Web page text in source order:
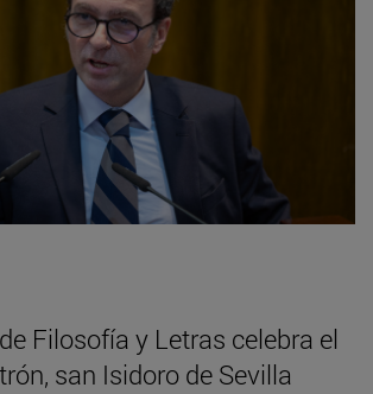
Filosofía y Letras celebra el
san Isidoro de Sevilla